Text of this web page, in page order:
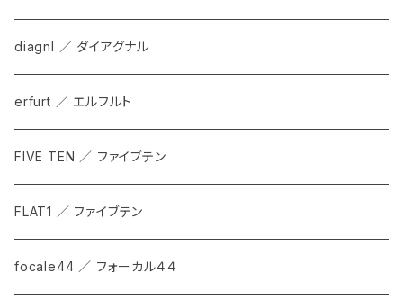
diagnl ／ ダイアグナル
erfurt ／ エルフルト
FIVE TEN ／ ファイブテン
FLAT1 ／ ファイブテン
focale44 ／ フォーカル４４